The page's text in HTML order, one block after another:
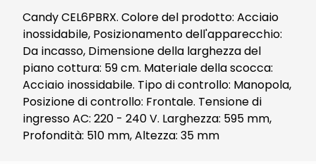
Candy CEL6PBRX. Colore del prodotto: Acciaio
inossidabile, Posizionamento dell'apparecchio:
Da incasso, Dimensione della larghezza del
piano cottura: 59 cm. Materiale della scocca:
Acciaio inossidabile. Tipo di controllo: Manopola,
Posizione di controllo: Frontale. Tensione di
ingresso AC: 220 - 240 V. Larghezza: 595 mm,
Profondità: 510 mm, Altezza: 35 mm